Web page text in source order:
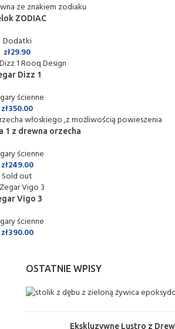
ZODIAC
Dodatki
zł29.90
Dizz 1
ścienne
zł350.00
1 z drewna orzecha
ścienne
zł249.00
Sold out
Vigo 3
ścienne
zł390.00
OSTATNIE WPISY
Ekskluzywne Lustro z